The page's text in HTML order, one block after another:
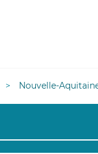
Nouvelle-